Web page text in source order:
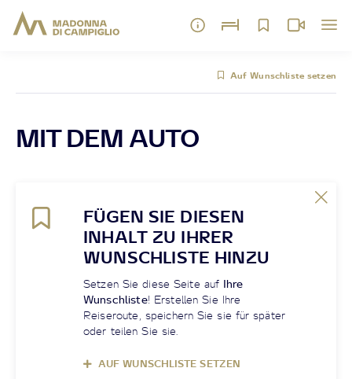
Auf Wunschliste setzen
MIT DEM AUTO
FÜGEN SIE DIESEN
INHALT ZU IHRER
WUNSCHLISTE HINZU
Setzen Sie diese Seite auf Ihre
Wunschliste! Erstellen Sie Ihre
Reiseroute, speichern Sie sie für später
oder teilen Sie sie.
AUF WUNSCHLISTE SETZEN